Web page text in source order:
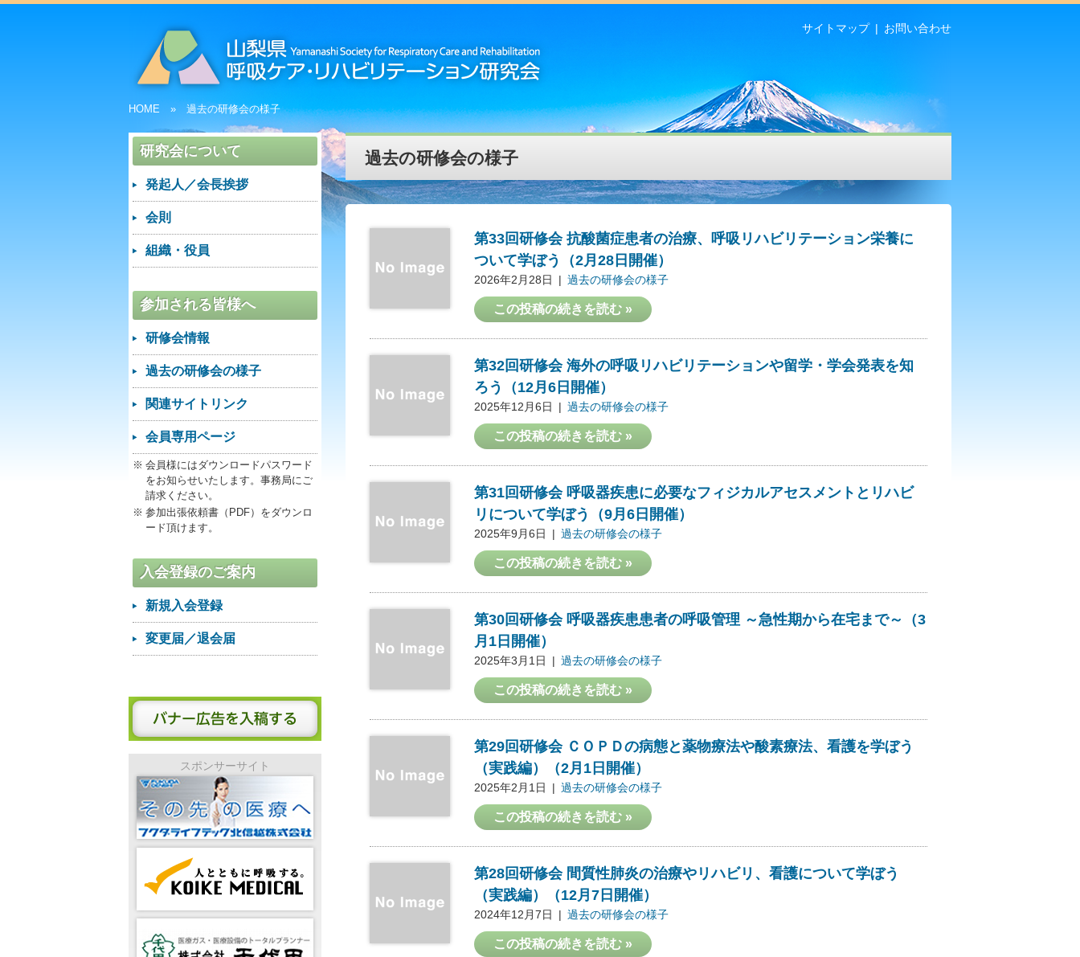
サイトマップ お問い合わせ
HOME 過去の研修会の様子
研究会について
発起人／会長挨拶
会則
組織・役員
参加される皆様へ
研修会情報
過去の研修会の様子
関連サイトリンク
会員専用ページ
会員様にはダウンロードパスワード
をお知らせいたします。事務局にご
請求ください。
参加出張依頼書（PDF）をダウンロ
ード頂けます。
入会登録のご案内
新規入会登録
変更届／退会届
バナー広告を入稿する
スポンサーサイト
過去の研修会の様子
第33回研修会 抗酸菌症患者の治療、呼吸リハビリテーション栄養に
ついて学ぼう（2月28日開催）
2026年2月28日 過去の研修会の様子
この投稿の続きを読む »
第32回研修会 海外の呼吸リハビリテーションや留学・学会発表を知
ろう（12月6日開催）
2025年12月6日 過去の研修会の様子
この投稿の続きを読む »
第31回研修会 呼吸器疾患に必要なフィジカルアセスメントとリハビ
リについて学ぼう（9月6日開催）
2025年9月6日 過去の研修会の様子
この投稿の続きを読む »
第30回研修会 呼吸器疾患患者の呼吸管理 ～急性期から在宅まで～（3
月1日開催）
2025年3月1日 過去の研修会の様子
この投稿の続きを読む »
第29回研修会 ＣＯＰＤの病態と薬物療法や酸素療法、看護を学ぼう
（実践編）（2月1日開催）
2025年2月1日 過去の研修会の様子
この投稿の続きを読む »
第28回研修会 間質性肺炎の治療やリハビリ、看護について学ぼう
（実践編）（12月7日開催）
2024年12月7日 過去の研修会の様子
この投稿の続きを読む »